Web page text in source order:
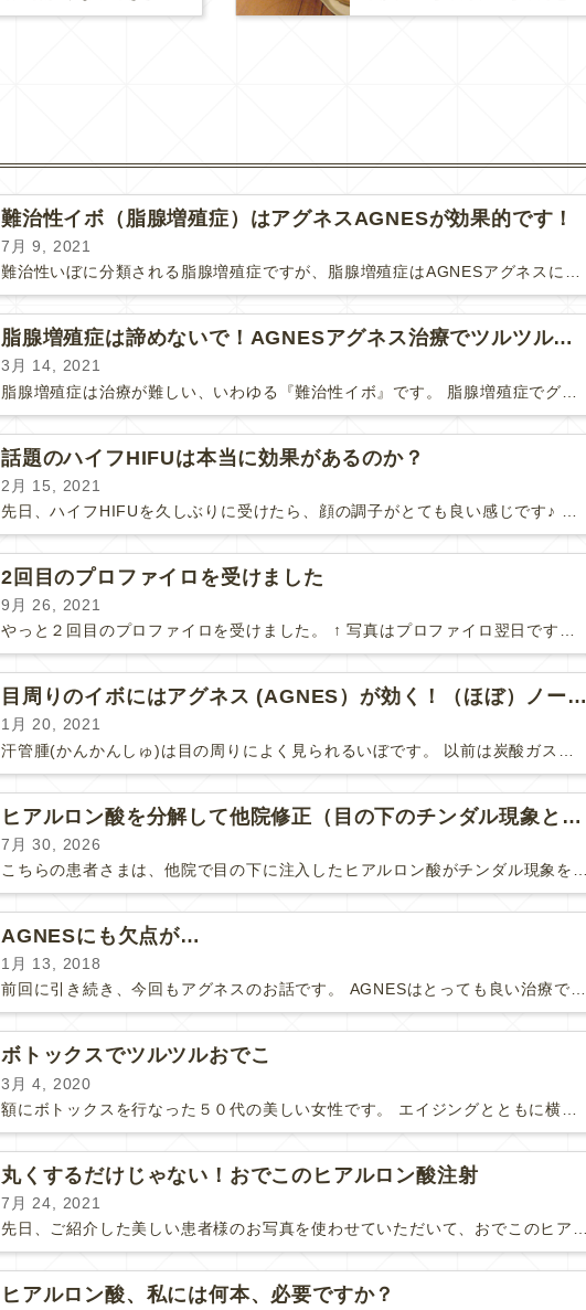
難治性イボ（脂腺増殖症）はアグネスAGNESが効果的です！
7月 9, 2021
脂腺増殖症は諦めないで！AGNESアグネス治療でツルツル肌に！
3月 14, 2021
話題のハイフHIFUは本当に効果があるのか？
2月 15, 2021
2回目のプロファイロを受けました
9月 26, 2021
やっと２回目のプロファイロを受けました。 ↑ 写真はプロファイロ翌日です。 この距離の写真では凹凸は映らないですし、 実物も、首がよく見ると凹凸が残っている位で、 それも３日で...
目周りのイボにはアグネス (AGNES）が効く！（ほぼ）ノーダウンタイムのイボ治療
1月 20, 2021
ヒアルロン酸を分解して他院修正（目の下のチンダル現象とその補正）
7月 30, 2026
AGNESにも欠点が…
1月 13, 2018
前回に引き続き、今回もアグネスのお話です。 AGNESはとっても良い治療である一方、 欠点もいくつかありますので、そちらもお話ししておきますね。 AGNESの欠点 1. ダウンタイム A...
ボトックスでツルツルおでこ
3月 4, 2020
丸くするだけじゃない！おでこのヒアルロン酸注射
7月 24, 2021
ヒアルロン酸、私には何本、必要ですか？